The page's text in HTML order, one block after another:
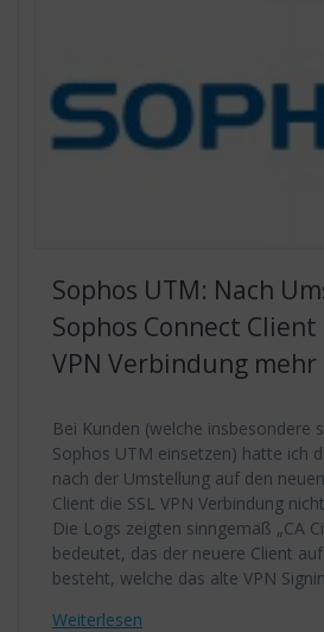
Sophos UTM: Nach
Sophos Connect Client
VPN Verbindung mehr
Bei Kunden (welche insbesondere
Sophos UTM einsetzen) hatte ich
nach der Umstellung auf den
Client die SSL VPN Verbindung
Die Logs zeigten sinngemäß „CA
bedeutet, das der neuere Client
besteht, welche das alte VPN
Weiterlesen